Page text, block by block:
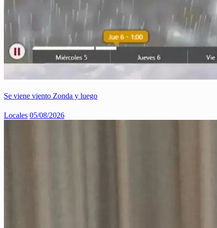
Se viene viento Zonda y luego
Locales 05/08/2026